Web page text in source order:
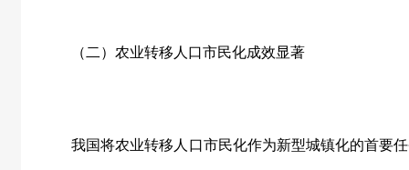
（二）农业转移人口市民化成效显著
我国将农业转移人口市民化作为新型城镇化的首要任